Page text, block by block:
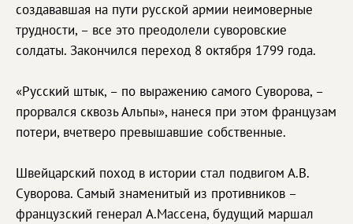
создававшая на пути русской армии неимоверные
трудности, – все это преодолели суворовские
солдаты. Закончился переход 8 октября 1799 года.
«Русский штык, – по выражению самого Суворова, –
прорвался сквозь Альпы», нанеся при этом французам
потери, вчетверо превышавшие собственные.
Швейцарский поход в истории стал подвигом А.В.
Суворова. Самый знаменитый из противников –
французский генерал А.Массена, будущий маршал